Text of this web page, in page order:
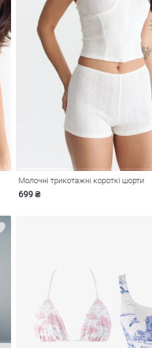
Молочні трикотажні короткі шорти
699 ₴